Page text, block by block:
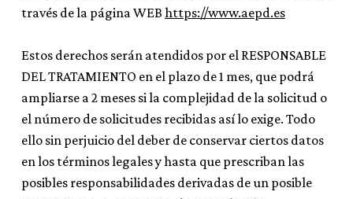
través de la página WEB https://www.aepd.es
Estos derechos serán atendidos por el RESPONSABLE
DEL TRATAMIENTO en el plazo de 1 mes, que podrá
ampliarse a 2 meses si la complejidad de la solicitud o
el número de solicitudes recibidas así lo exige. Todo
ello sin perjuicio del deber de conservar ciertos datos
en los términos legales y hasta que prescriban las
posibles responsabilidades derivadas de un posible